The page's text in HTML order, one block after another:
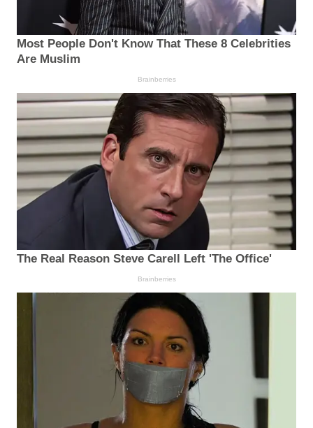
Most People Don't Know That These 8 Celebrities
Are Muslim
Brainberries
The Real Reason Steve Carell Left 'The Office'
Brainberries